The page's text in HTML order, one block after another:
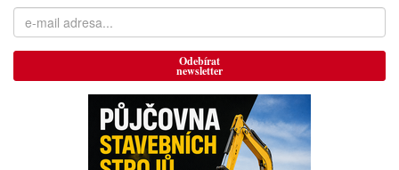
Odebírat
newsletter